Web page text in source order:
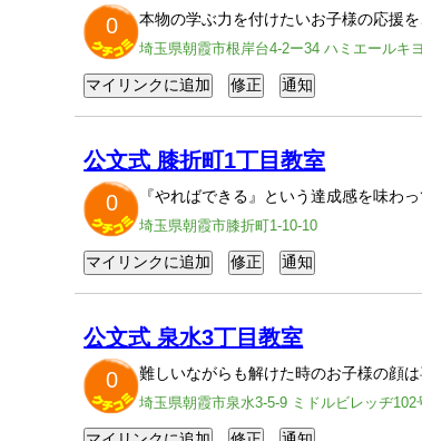
0
本物の学ぶ力を付けたいお子様の応援
埼玉県朝霞市根岸台4-2ー34 ハミエールキ
公文式 膝折町1丁目教室
0
『やればできる』という達成感を味わ
埼玉県朝霞市膝折町1-10-10
公文式 泉水3丁目教室
0
難しいながらも解けた時のお子様の顔
埼玉県朝霞市泉水3-5-9 ミドルビレッヂ102